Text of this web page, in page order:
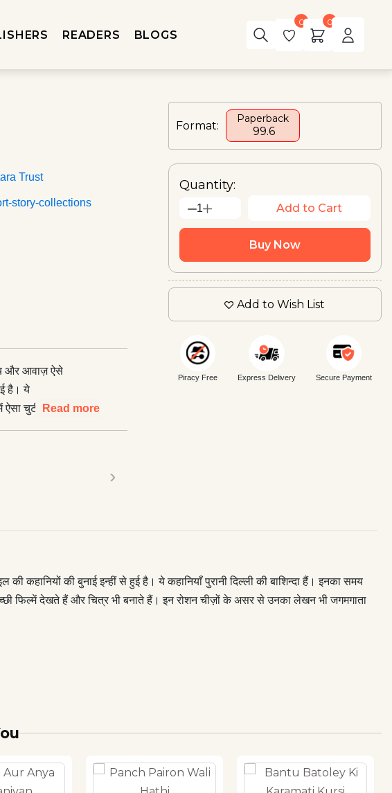
READERS BLOGS
0 0
Trust
story-collections
और आवाज़ ऐसे
है। ये
ऐसा चुटीलापन
लेखन भी
Read more
›
Format:
Paperback
₹ 99.6
Quantity:
1 Add to Cart
Buy Now
Add to Wish List
Piracy Free Express Delivery Secure Payment
की बुनाई इन्‍हीं से हुई है। ये कहानियाँ पुरानी दिल्‍ली की बाशिन्‍दा हैं। इनका समय
फिल्‍में देखते हैं और चित्र भी बनाते हैं। इन रोशन चीज़ों के असर से उनका लेखन भी जगमगाता